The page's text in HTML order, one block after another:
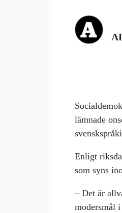
lämnade
Enligt
som syns
– Det är
modersmål